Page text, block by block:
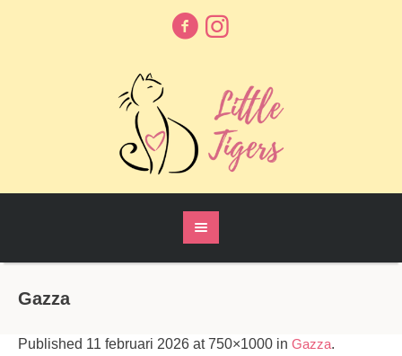
Gazza
Published 11 februari 2026 at 750×1000 in Gazza.